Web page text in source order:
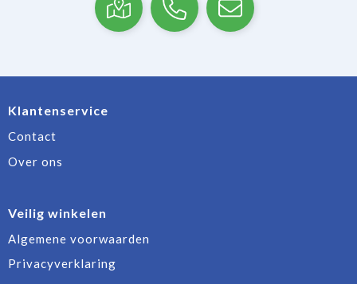
Klantenservice
Contact
Over ons
Veilig winkelen
Algemene voorwaarden
Privacyverklaring